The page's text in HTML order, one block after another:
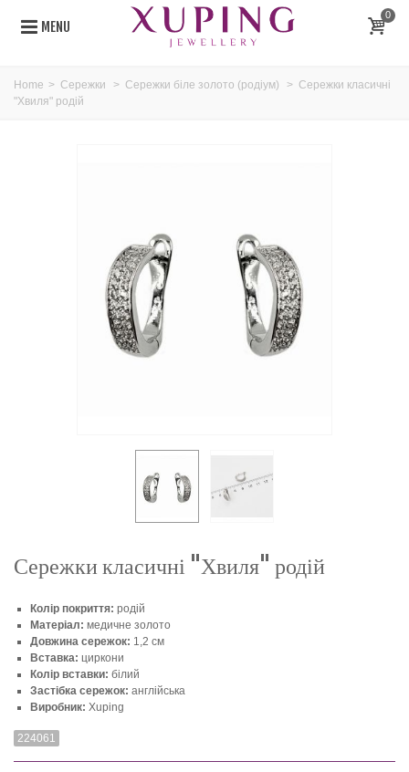
MENU
0
Home > Сережки > Сережки біле золото (родіум) > Сережки класичні
"Хвиля" родій
Сережки класичні "Хвиля" родій
Колір покриття: родій
Матеріал: медичне золото
Довжина сережок: 1,2 см
Вставка: циркони
Колір вставки: білий
Застібка сережок: англійська
Виробник: Xuping
224061